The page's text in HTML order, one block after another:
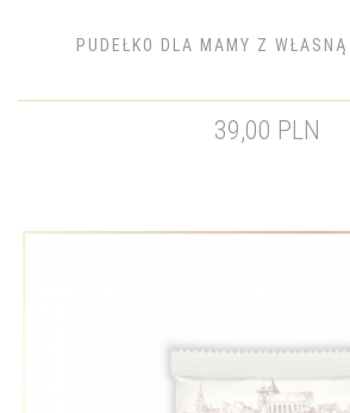
PUDEŁKO DLA MAMY Z
39,00 PLN